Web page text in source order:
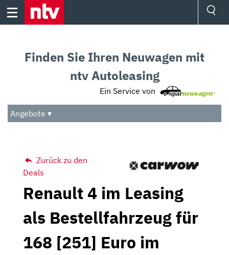
Skip
Audio
Das Beste
Finden Sie Ihren Neuwagen mit
ntv Autoleasing
Ein Service von
Angebote ▾
Zurück zu den
Deals
Renault 4 im Leasing
als Bestellfahrzeug für
168 [251] Euro im